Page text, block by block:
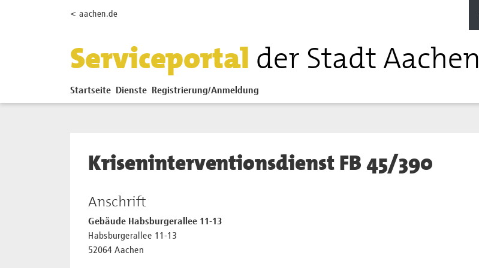
Zum Hauptinhalt springen
< aachen.de
Serviceportal der Stadt Aachen
Startseite Dienste Registrierung/Anmeldung
Kriseninterventionsdienst FB 45/390
Anschrift
Gebäude Habsburgerallee 11-13
Habsburgerallee 11-13
52064 Aachen